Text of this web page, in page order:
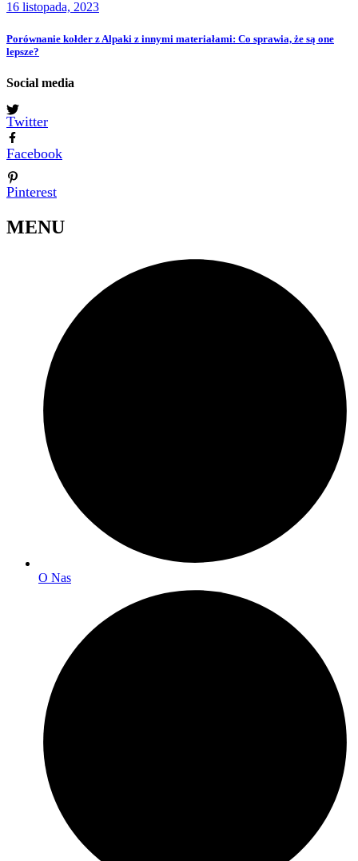
16 listopada, 2023
Porównanie kołder z Alpaki z innymi materiałami: Co sprawia, że są one
lepsze?
Social media
Twitter
Facebook
Pinterest
MENU
O Nas